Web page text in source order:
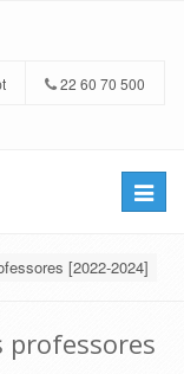
22 60 70 500
Toggle
[2022-2024]
professores